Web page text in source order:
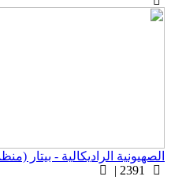
الراديكالية - بيتار
2391 |